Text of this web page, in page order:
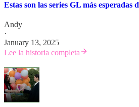
Estas son las series GL más esperadas
Andy
·
January 13, 2025
Lee la historia completa